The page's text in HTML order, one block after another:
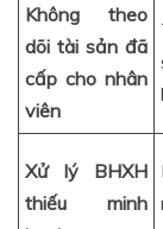
Không theo
dõi tài sản đã
cấp cho nhân
viên
Xử lý BHXH
thiếu minh